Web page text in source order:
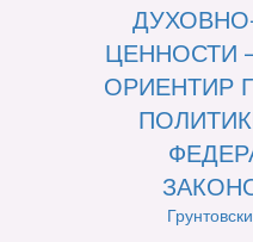
ЦЕННОСТИ
ОРИЕНТИР